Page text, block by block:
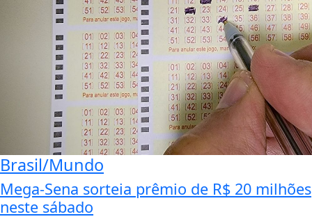
Brasil/Mundo
Mega-Sena sorteia prêmio de R$ 20 milhões
neste sábado